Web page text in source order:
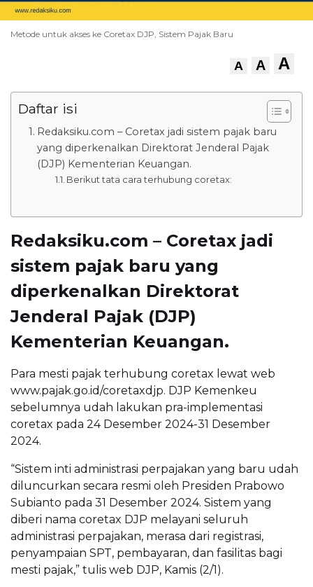
Metode untuk akses ke Coretax DJP, Sistem Pajak Baru
A A A
Daftar isi
Redaksiku.com – Coretax jadi sistem pajak baru
yang diperkenalkan Direktorat Jenderal Pajak
(DJP) Kementerian Keuangan.
Berikut tata cara terhubung coretax:
Redaksiku.com – Coretax jadi
sistem pajak baru yang
diperkenalkan Direktorat
Jenderal Pajak (DJP)
Kementerian Keuangan.
Para mesti pajak terhubung coretax lewat web
www.pajak.go.id/coretaxdjp. DJP Kemenkeu
sebelumnya udah lakukan pra-implementasi
coretax pada 24 Desember 2024-31 Desember
2024.
“Sistem inti administrasi perpajakan yang baru udah
diluncurkan secara resmi oleh Presiden Prabowo
Subianto pada 31 Desember 2024. Sistem yang
diberi nama coretax DJP melayani seluruh
administrasi perpajakan, merasa dari registrasi,
penyampaian SPT, pembayaran, dan fasilitas bagi
mesti pajak,” tulis web DJP, Kamis (2/1).